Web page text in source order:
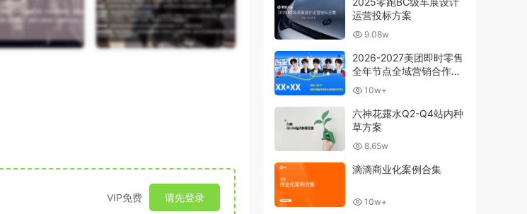
VIP免费 请先登录
运营投标方案
9.08w
2026-2027美团即时零售
全年节点全域营销合作方
案 10w+
六神花露水Q2-Q4站内种
草方案
8.65w
滴滴商业化案例合集
10w+